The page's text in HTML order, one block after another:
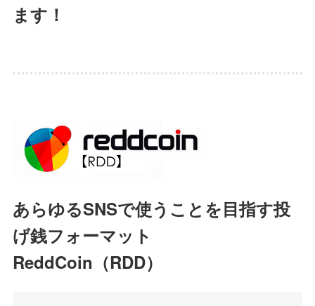
ます！
あらゆるSNSで使うことを目指す投
げ銭フォーマット
ReddCoin（RDD）